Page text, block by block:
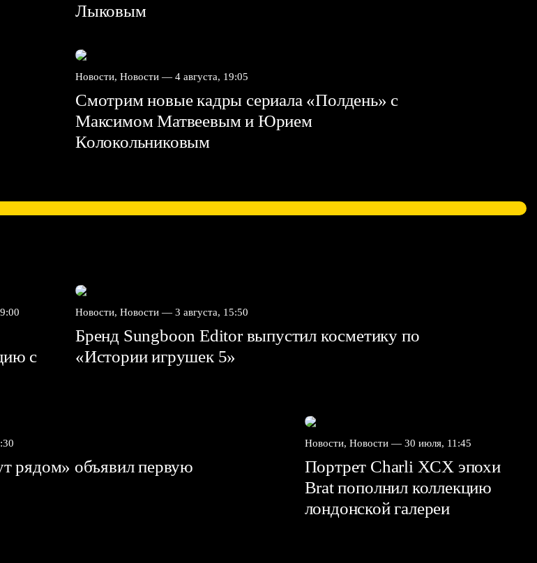
Лыковым
Новости, Новости — 4 августа, 19:05
Смотрим новые кадры сериала «Полдень» с
Максимом Матвеевым и Юрием
Колокольниковым
с
Новости, Новости — 3 августа, 15:50
Бренд Sungboon Editor выпустил косметику по
«Истории игрушек 5»
рядом» объявил первую
Новости, Новости — 30 июля, 11:45
Портрет Charli XCX эпохи
Brat пополнил коллекцию
лондонской галереи